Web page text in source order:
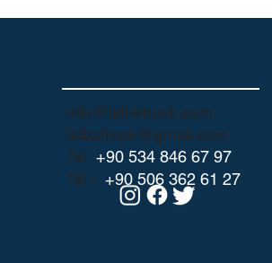
info@lalbatrostr.com
lalbatrostr@gmail.com
Tél :+90 534 846 67 97
Tél : +90 506 362 61 27